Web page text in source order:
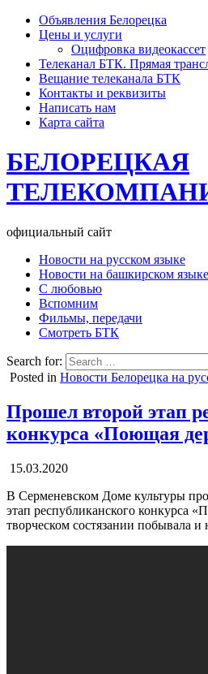
Объявления Белорецка
Цены и услуги
Оцифровка видеокассет
Телеканал БТК. Прямая
Вещание телеканала БТК
Контакты и реквизиты
Написать нам
Карта сайта
БЕЛОРЕЦКАЯ
официальный сайт
Новости на русском языке
Новости на башкирском языке
С любовью
Вспомним
Фильмы, передачи
Смотреть БТК
Search for:
Posted in Новости Белорецка на
Прошел второй этап
конкурса «Поющая
15.03.2020
В Серменевском Доме культуры
этап республиканского конкурса
творческом состязании побывала